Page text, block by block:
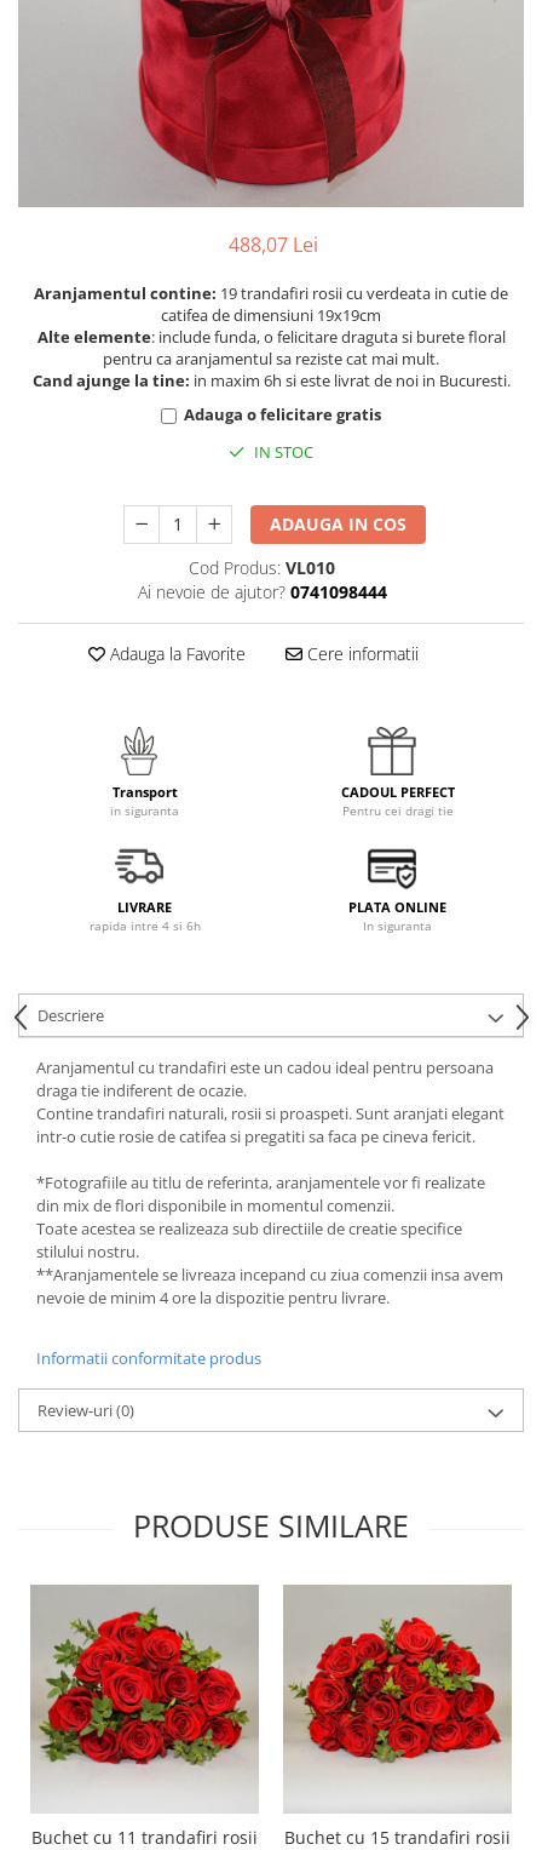
488,07 Lei
Aranjamentul contine: 19 trandafiri rosii cu verdeata in cutie de
catifea de dimensiuni 19x19cm
Alte elemente: include funda, o felicitare draguta si burete floral
pentru ca aranjamentul sa reziste cat mai mult.
Cand ajunge la tine: in maxim 6h si este livrat de noi in Bucuresti.
Adauga o felicitare gratis
IN STOC
ADAUGA IN COS
Cod Produs: VL010
Ai nevoie de ajutor? 0741098444
Adauga la Favorite Cere informatii
Transport
in siguranta
CADOUL PERFECT
Pentru cei dragi tie
LIVRARE
rapida intre 4 si 6h
PLATA ONLINE
In siguranta
Descriere
Aranjamentul cu trandafiri este un cadou ideal pentru persoana
draga tie indiferent de ocazie.
Contine trandafiri naturali, rosii si proaspeti. Sunt aranjati elegant
intr-o cutie rosie de catifea si pregatiti sa faca pe cineva fericit.
*Fotografiile au titlu de referinta, aranjamentele vor fi realizate
din mix de flori disponibile in momentul comenzii.
Toate acestea se realizeaza sub directiile de creatie specifice
stilului nostru.
**Aranjamentele se livreaza incepand cu ziua comenzii insa avem
nevoie de minim 4 ore la dispozitie pentru livrare.
Informatii conformitate produs
Review-uri(0)
PRODUSE SIMILARE
Buchet cu 11 trandafiri rosii
Buchet cu 15 trandafiri rosii